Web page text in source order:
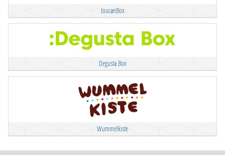
toucanBox
Degusta Box
Wummelkiste